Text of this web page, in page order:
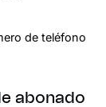
de teléfono
abonado